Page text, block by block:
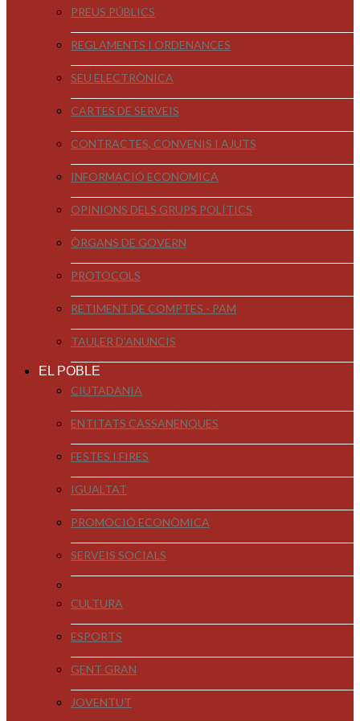
PREUS PÚBLICS
REGLAMENTS I ORDENANCES
SEU ELECTRÒNICA
CARTES DE SERVEIS
CONTRACTES, CONVENIS I AJUTS
INFORMACIÓ ECONÒMICA
OPINIONS DELS GRUPS POLÍTICS
ÒRGANS DE GOVERN
PROTOCOLS
RETIMENT DE COMPTES - PAM
TAULER D'ANUNCIS
EL POBLE
CIUTADANIA
ENTITATS CASSANENQUES
FESTES I FIRES
IGUALTAT
PROMOCIÓ ECONÒMICA
SERVEIS SOCIALS
CULTURA
ESPORTS
GENT GRAN
JOVENTUT